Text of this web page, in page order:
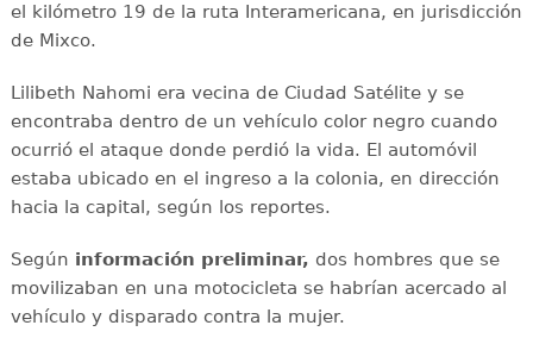
el kilómetro 19 de la ruta Interamericana, en jurisdicción
de Mixco.
Lilibeth Nahomi era vecina de Ciudad Satélite y se
encontraba dentro de un vehículo color negro cuando
ocurrió el ataque donde perdió la vida. El automóvil
estaba ubicado en el ingreso a la colonia, en dirección
hacia la capital, según los reportes.
Según información preliminar, dos hombres que se
movilizaban en una motocicleta se habrían acercado al
vehículo y disparado contra la mujer.